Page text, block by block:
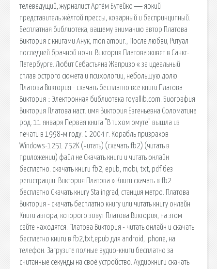
телеведущий, журналист Артём Бутейко ― яркий
представитель жёлтой прессы, коварный и беспринципный.
Бесплатная библиотека, вашему вниманию автор Платова
Виктория с книгами Анук, mon amour., После любви, Ритуал
последней брачной ночи. Виктория Платова живет в Санкт-
Петербурге. Любит Себастьяна Жапризо « за идеальный
сплав острого сюжета и психологии, небольшую долю.
Платова Виктория - скачать бесплатно все книги Платова
Виктория :: Электронная библиотека royallib.com. Биография
Виктория Платова наст. имя Виктория Евгеньевна Соломатина
род. 11 января Первая книга "В тихом омуте" вышла из
печати в 1998-м году. С 2004 г. Корабль призраков
Windows-1251 752K (читать) (скачать fb2) (читать в
приложении) файл не Скачать книги и читать онлайн
бесплатно. скачать книги fb2, epub, mobi, txt, pdf без
регистрации. Виктория Платова » Книги скачать в fb2
бесплатно Скачать книгу Stalingrad, станция метро. Платова
Виктория - скачать бесплатно книгу или читать книгу онлайн
Книги автора, которого зовут Платова Виктория, на этом
сайте находятся. Платова Виктория - читать онлайн и скачать
бесплатно книги в fb2,txt,epub для android, iphone, на
телефон. Загрузите полные аудио-книги бесплатно за
считанные секунды на своё устройство. Аудиокниги скачать